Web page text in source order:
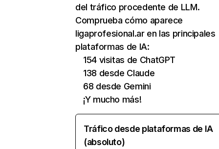
del tráfico procedente de LLM.
Comprueba cómo aparece
ligaprofesional.ar en las principales
plataformas de IA:
154 visitas de ChatGPT
138 desde Claude
68 desde Gemini
¡Y mucho más!
Tráfico desde plataformas de IA
(absoluto)